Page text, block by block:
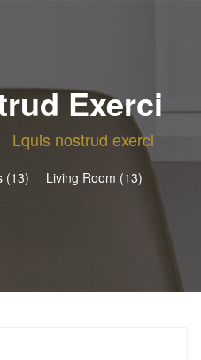
Exerci
Lquis nostrud exerci
(13) Living Room (13)